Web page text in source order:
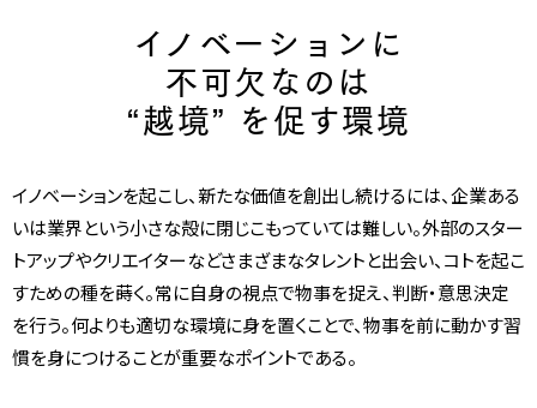
イノベーションに
不可欠なのは
“越境” を促す環境
イノベーションを起こし、新たな価値を創出し続けるには、企業ある
いは業界という小さな殻に閉じこもっていては難しい。外部のスター
トアップやクリエイターなどさまざまなタレントと出会い、コトを起こ
すための種を蒔く。常に自身の視点で物事を捉え、判断・意思決定
を行う。何よりも適切な環境に身を置くことで、物事を前に動かす習
慣を身につけることが重要なポイントである。